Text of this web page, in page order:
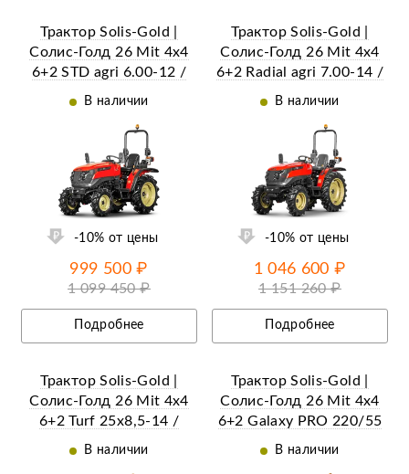
Трактор Solis-Gold |
Солис-Голд 26 Mit 4x4
6+2 STD agri 6.00-12 /
8.3-20 (с ПСМ)
В наличии
-10% от цены
999 500 ₽
1 099 450 ₽
Подробнее
Трактор Solis-Gold |
Солис-Голд 26 Mit 4x4
6+2 Radial agri 7.00-14 /
8.3-24 (с ПСМ)
В наличии
Ещё 18 фотографий
-10% от цены
1 046 600 ₽
1 151 260 ₽
Подробнее
Трактор Solis-Gold |
Солис-Голд 26 Mit 4x4
6+2 Turf 25х8,5-14 /
13,6х16 (с ПСМ)
В наличии
Трактор Solis-Gold |
Солис-Голд 26 Mit 4x4
6+2 Galaxy PRO 220/55
R12 / 280/70 R16 (с
В наличии